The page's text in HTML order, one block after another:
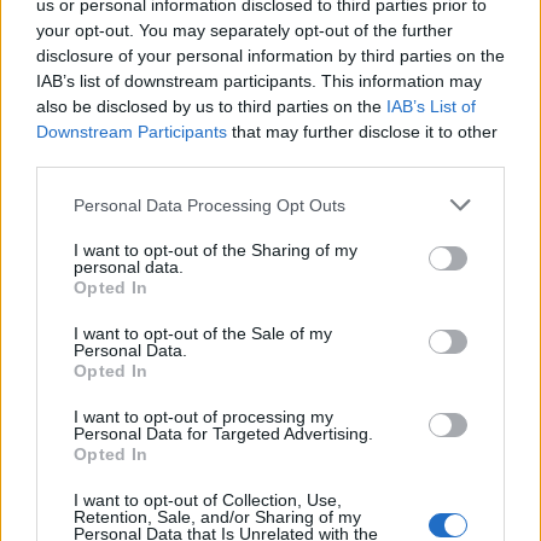
us or personal information disclosed to third parties prior to
your opt-out. You may separately opt-out of the further
disclosure of your personal information by third parties on the
IAB’s list of downstream participants. This information may
also be disclosed by us to third parties on the IAB’s List of
Downstream Participants that may further disclose it to other
Personal Data Processing Opt Outs
I want to opt-out of the Sharing of my
personal data.
Opted In
I want to opt-out of the Sale of my
Personal Data.
Opted In
I want to opt-out of processing my
Personal Data for Targeted Advertising.
Opted In
I want to opt-out of Collection, Use,
Retention, Sale, and/or Sharing of my
Personal Data that Is Unrelated with the
Πρόσφυγες
Δείτε επίσης